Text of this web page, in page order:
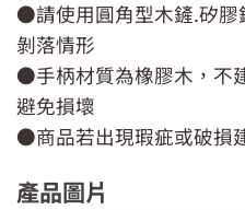
●請使用圓角型木鏟.矽膠
剝落情形
●手柄材質為橡膠木，不
避免損壞
●商品若出現瑕疵或破損
產品圖片